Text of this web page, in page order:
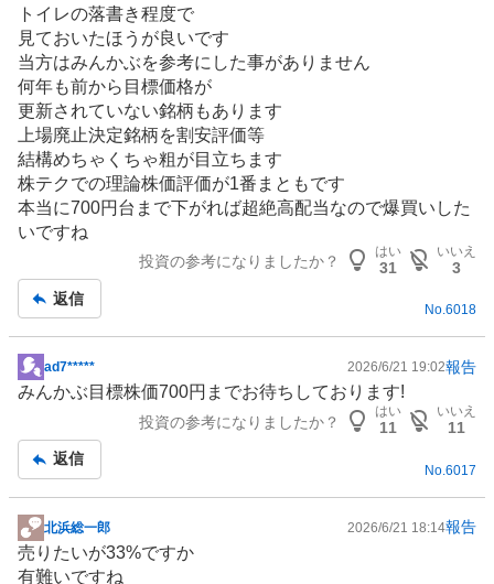
トイレの落書き程度で
見ておいたほうが良いです
当方はみんかぶを参考にした事がありません
何年も前から目標価格が
更新されていない銘柄もあります
上場廃止決定銘柄を割安評価等
結構めちゃくちゃ粗が目立ちます
株テクでの理論株価評価が1番まともです
本当に700円台まで下がれば超絶高配当なので爆買いした
いですね
投資の参考になりましたか？
はい
31
いいえ
3
返信
No.6018
掲
示
事
ad7***** 2026/6/21 19:02報告
みんかぶ目標株価700円までお待ちしております!
投資の参考になりましたか？
はい
11
いいえ
11
返信
No. 6017
掲
示
北浜総一郎 2026/6/21 18:14報告
売りたいが33%ですか
有難いですね